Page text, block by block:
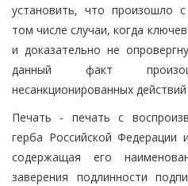
установить, что произошло
том числе случаи, когда
и доказательно не
данный факт
несанкционированных
Печать - печать с
герба Российской Федерации
содержащая его
заверения подлинности